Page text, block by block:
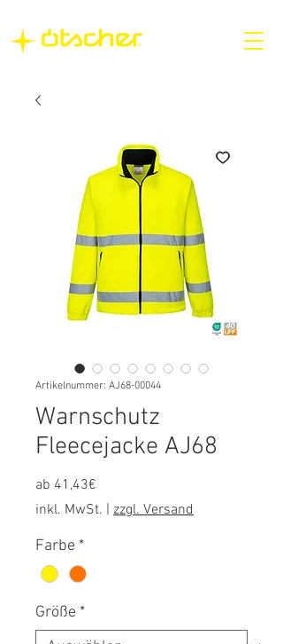
Artikelnummer: AJ68-00044
Warnschutz
Fleecejacke AJ68
ab 41,43€
Preis
inkl. MwSt. zzgl. Versand
Farbe *
Größe *